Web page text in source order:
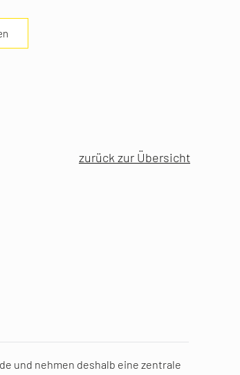
zurück zur Übersicht
und nehmen deshalb eine zentrale